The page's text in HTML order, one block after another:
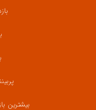
بیشترین